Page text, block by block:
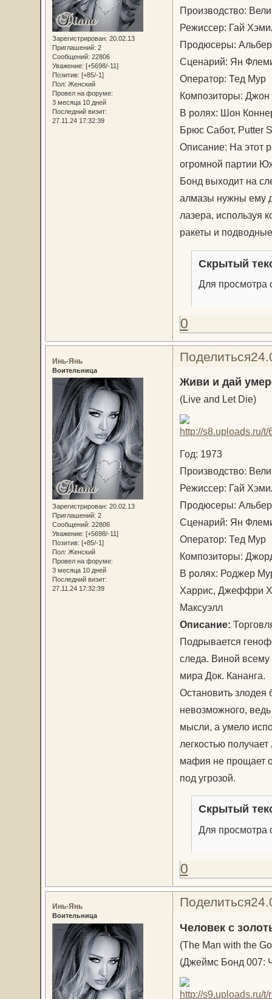
Зарегистрирован: 20.02.13
Приглашений: 2
Сообщений: 22806
Уважение: [+5698/-11]
Позитив: [+85/-1]
Пол: Женский
Провел на форуме:
3 месяца 10 дней
Последний визит:
27.11.24 17:32:39
Производство:
Режиссер: Гай
Продюсеры:
Сценарий: Ян
Оператор: Тед
Композиторы:
В ролях: Шон
Брюс Сабот, Putter
Описание: На этот
огромной партии
Бонд выходит на
алмазы нужны ему
лазера, используя
ракеты и
Скрытый
Для просмотра
0
Поделиться
Инь-Янь
Воительница
Зарегистрирован: 20.02.13
Приглашений: 2
Сообщений: 22806
Уважение: [+5698/-11]
Позитив: [+85/-1]
Пол: Женский
Провел на форуме:
3 месяца 10 дней
Последний визит:
27.11.24 17:32:39
Живи и дай
(Live and Let Die)
Год: 1973
Производство:
Режиссер: Гай
Продюсеры:
Сценарий: Ян
Оператор: Тед
Композиторы:
В ролях: Роджер
Харрис, Джеффри
Максуэлл
Описание:
Подрывается
следа. Виной всему
мира Док. Кананга.
Остановить злодея
невозможного,
мысли, а умело
легкостью
мафия не прощает
под угрозой.
Скрытый
Для просмотра
0
Поделиться
Инь-Янь
Воительница
Человек с
(The Man with the
(Джеймс Бонд 007: